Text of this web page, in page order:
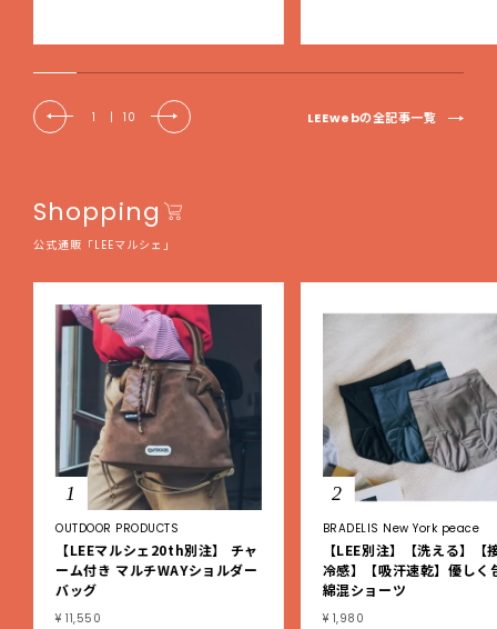
1 | 10 LEEwebの全記事一覧
Shopping
公式通販「LEEマルシェ」
1
OUTDOOR PRODUCTS
【LEEマルシェ20th別注】 チャ
ーム付き マルチWAYショルダー
バッグ
¥ 11,550
2
BRADELIS New York peace
【LEE別注】【洗える】【
冷感】【吸汗速乾】優しく
綿混ショーツ
¥ 1,980